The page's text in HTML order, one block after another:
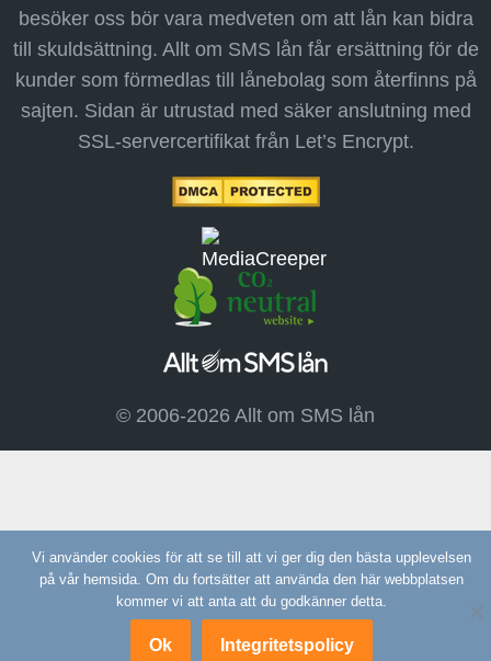
besöker oss bör vara medveten om att lån kan bidra
till skuldsättning. Allt om SMS lån får ersättning för de
kunder som förmedlas till lånebolag som återfinns på
sajten. Sidan är utrustad med säker anslutning med
SSL-servercertifikat från Let’s Encrypt.
© 2006-2026 Allt om SMS lån
Vi använder cookies för att se till att vi ger dig den bästa upplevelsen
på vår hemsida. Om du fortsätter att använda den här webbplatsen
kommer vi att anta att du godkänner detta.
Ok Integritetspolicy